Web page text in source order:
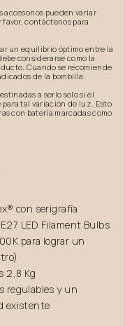
accesorios pueden variar
contáctenos para
un equilibrio óptimo entre la
considerarse como la
Cuando se recomiende
de la bombilla.
a serlo solo si el
tal variación de luz. Esto
con batería marcadas como
con serigrafía
LED Filament Bulbs
para lograr un
2,8 Kg
regulables y un
existente